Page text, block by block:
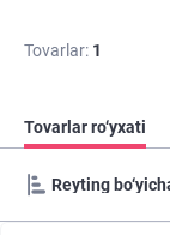
Tovarlar: 1
Tovarlar ro‘yxati